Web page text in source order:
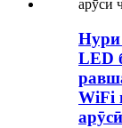
Нури
LED
WiFi